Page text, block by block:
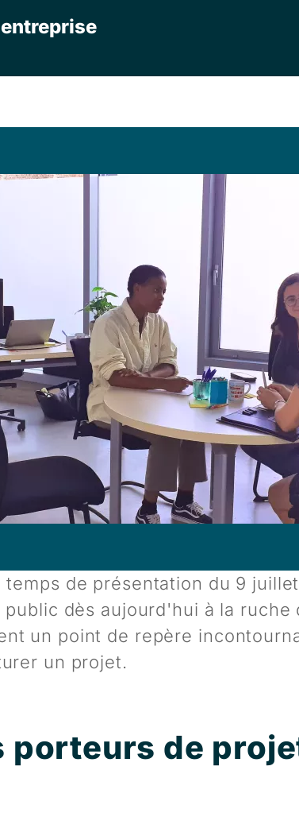
de présentation du 9 juillet
dès aujourd'hui à la ruche
un point de repère
un projet.
porteurs de